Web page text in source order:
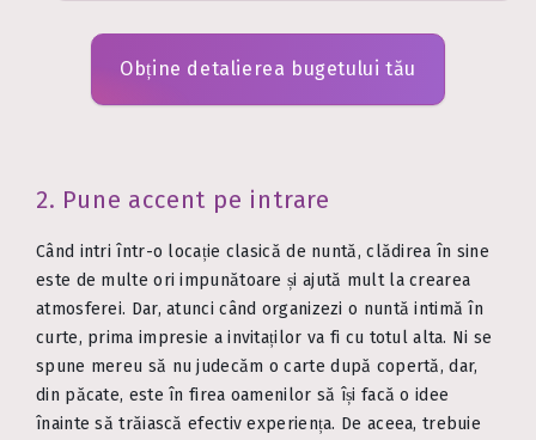
Obține detalierea bugetului tău
2. Pune accent pe intrare
Când intri într-o locație clasică de nuntă, clădirea în sine
este de multe ori impunătoare și ajută mult la crearea
atmosferei. Dar, atunci când organizezi o nuntă intimă în
curte, prima impresie a invitaților va fi cu totul alta. Ni se
spune mereu să nu judecăm o carte după copertă, dar,
din păcate, este în firea oamenilor să își facă o idee
înainte să trăiască efectiv experiența. De aceea, trebuie